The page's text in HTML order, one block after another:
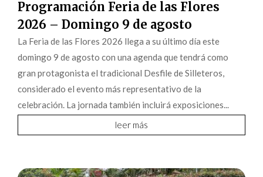
Programación Feria de las Flores
2026 – Domingo 9 de agosto
La Feria de las Flores 2026 llega a su último día este
domingo 9 de agosto con una agenda que tendrá como
gran protagonista el tradicional Desfile de Silleteros,
considerado el evento más representativo de la
celebración. La jornada también incluirá exposiciones...
leer más